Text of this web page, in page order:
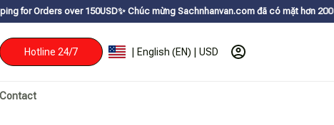
150USDㅤ✨ Chúc mừng Sachnhanvan.com đã có mặt hơn 200 quốc gia như
Hotline 24/7 | English (EN) | USD
Contact